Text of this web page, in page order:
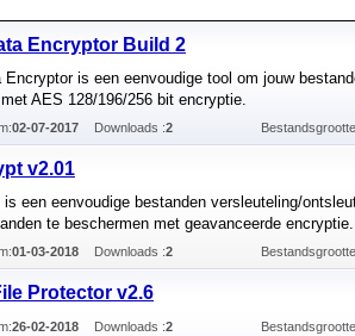
Encryptor Build 2
Encryptor is een eenvoudige tool om jouw
AES 128/196/256 bit encryptie.
02-07-2017 Downloads :2
v2.01
is een eenvoudige bestanden versleuteling/
te beschermen met geavanceerde encryptie.
01-03-2018 Downloads :2
Protector v2.6
26-02-2018 Downloads :2